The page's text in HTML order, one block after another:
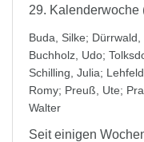
29. Kalenderwoche
Buda, Silke; Dürrwald,
Buchholz, Udo;
Schilling, Julia;
Romy; Preuß, Ute;
Walter
Seit einigen